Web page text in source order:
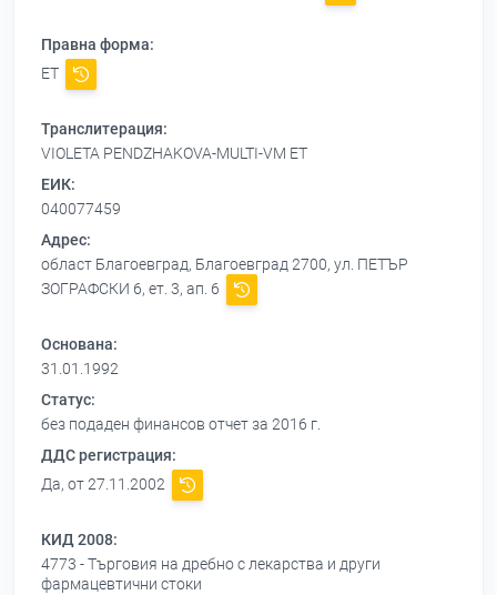
Правна форма:
ЕТ
Транслитерация:
VIOLETA PENDZHAKOVA-MULTI-VM ET
ЕИК:
040077459
Адрес:
област Благоевград, Благоевград 2700, ул. ПЕТЪР
ЗОГРАФСКИ 6, ет. 3, ап. 6
Основана:
31.01.1992
Статус:
без подаден финансов отчет за 2016 г.
ДДС регистрация:
Да, от 27.11.2002
КИД 2008:
4773 - Търговия на дребно с лекарства и други
фармацевтични стоки